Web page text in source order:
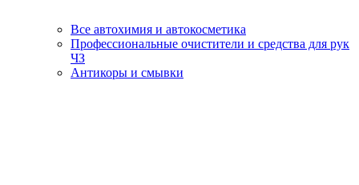
Все автохимия и автокосметика
Профессиональные очистители и средства для рук
ЧЗ
Антикоры и смывки